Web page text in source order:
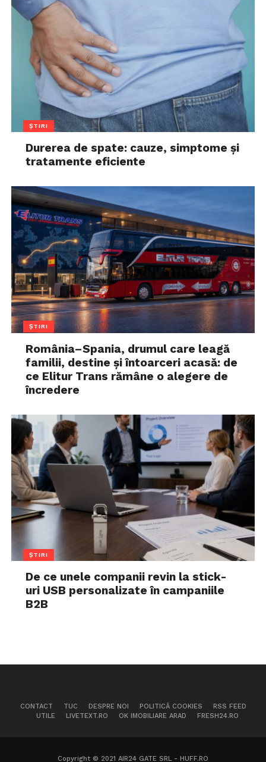
ȘTIRI
Durerea de spate: cauze, simptome și
tratamente eficiente
ȘTIRI
România–Spania, drumul care leagă
familii, destine și întoarceri acasă: de
ce Elitur Trans rămâne o alegere de
încredere
ȘTIRI
De ce unele companii revin la stick-
uri USB personalizate în campaniile
B2B
CONTACT TUC DESPRE NOI POLITICĂ COOKIES
RSS FEED
UTILE
LIVETEXT.RO OK IMOBILIARE ARAD FRESH24.RO
Copyright © 2021 AIR24 GATE SRL - HUFF.RO